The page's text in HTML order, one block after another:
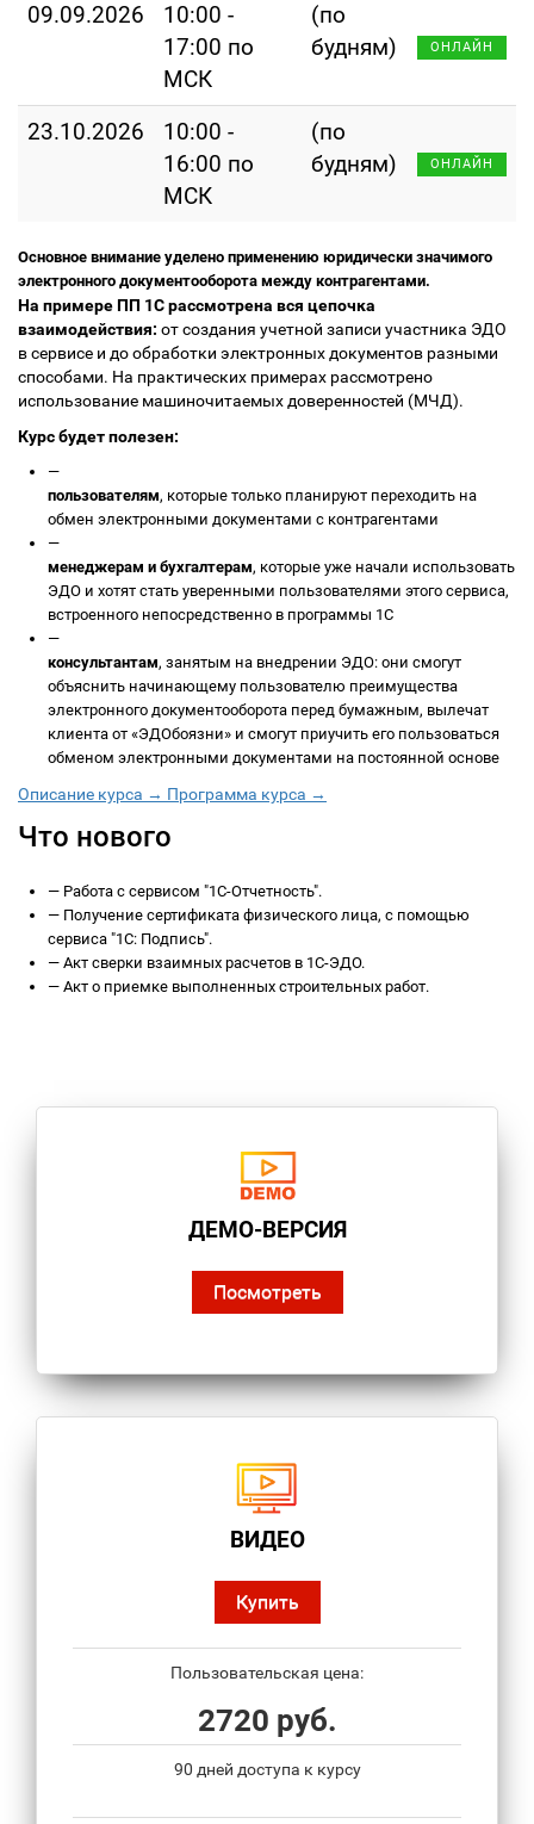
09.09.2026
10:00 -
17:00 по
МСК
(по
будням)
ОНЛАЙН
23.10.2026
10:00 -
16:00 по
МСК
(по
будням)
ОНЛАЙН
Основное внимание уделено применению юридически значимого
электронного документооборота между контрагентами.
На примере ПП 1С рассмотрена вся цепочка
взаимодействия: от создания учетной записи участника ЭДО
в сервисе и до обработки электронных документов разными
способами. На практических примерах рассмотрено
использование машиночитаемых доверенностей (МЧД).
Курс будет полезен:
—
пользователям, которые только планируют переходить на
обмен электронными документами с контрагентами
—
менеджерам и бухгалтерам, которые уже начали использовать
ЭДО и хотят стать уверенными пользователями этого сервиса,
встроенного непосредственно в программы 1С
—
консультантам, занятым на внедрении ЭДО: они смогут
объяснить начинающему пользователю преимущества
электронного документооборота перед бумажным, вылечат
клиента от «ЭДОбоязни» и смогут приучить его пользоваться
обменом электронными документами на постоянной основе
Описание курса → Программа курса →
Что нового
— Работа с сервисом "1С-Отчетность".
— Получение сертификата физического лица, с помощью
сервиса "1С: Подпись".
— Акт сверки взаимных расчетов в 1С-ЭДО.
— Акт о приемке выполненных строительных работ.
ДЕМО-ВЕРСИЯ
Посмотреть
ВИДЕО
Купить
Пользовательская цена:
2720 руб.
90 дней доступа к курсу